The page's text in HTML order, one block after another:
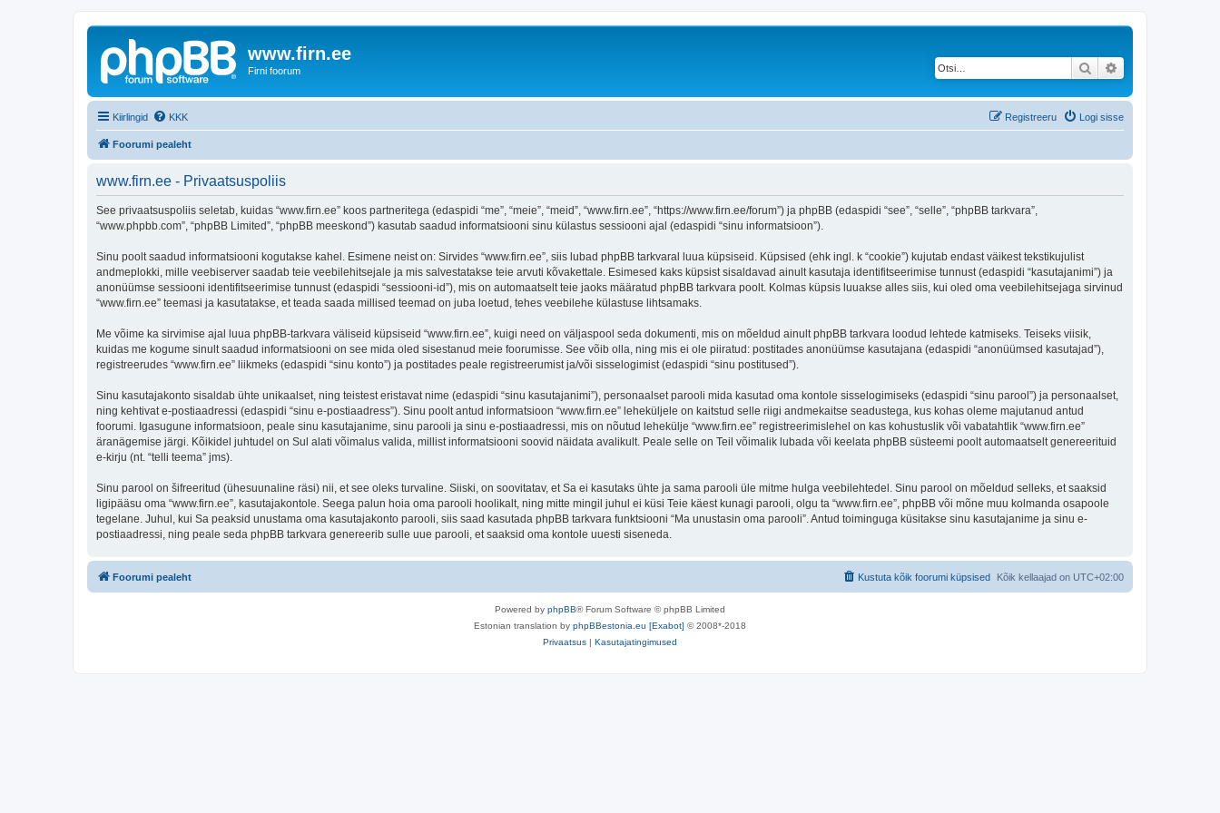
www.firn.ee
Firni foorum Otsi
Kiirlingid KKK Logi sisse
Registreeru
Foorumi pealeht
www.firn.ee - Privaatsuspoliis
See privaatsuspoliis seletab, kuidas “www.firn.ee” koos partneritega (edaspidi “me”, “meie”, “meid”, “www.firn.ee”, “https://www.firn.ee/forum”) ja phpBB (edaspidi “see”, “selle”, “phpBB tarkvara”,
“www.phpbb.com”, “phpBB Limited”, “phpBB meeskond”) kasutab saadud informatsiooni sinu külastus sessiooni ajal (edaspidi “sinu informatsioon”).
Sinu poolt saadud informatsiooni kogutakse kahel. Esimene neist on: Sirvides “www.firn.ee”, siis lubad phpBB tarkvaral luua küpsiseid. Küpsised (ehk ingl. k “cookie”) kujutab endast väikest tekstikujulist
andmeplokki, mille veebiserver saadab teie veebilehitsejale ja mis salvestatakse teie arvuti kõvakettale. Esimesed kaks küpsist sisaldavad ainult kasutaja identifitseerimise tunnust (edaspidi “kasutajanimi”) ja
anonüümse sessiooni identifitseerimise tunnust (edaspidi “sessiooni-id”), mis on automaatselt teie jaoks määratud phpBB tarkvara poolt. Kolmas küpsis luuakse alles siis, kui oled oma veebilehitsejaga sirvinud
“www.firn.ee” teemasi ja kasutatakse, et teada saada millised teemad on juba loetud, tehes veebilehe külastuse lihtsamaks.
Me võime ka sirvimise ajal luua phpBB-tarkvara väliseid küpsiseid “www.firn.ee”, kuigi need on väljaspool seda dokumenti, mis on mõeldud ainult phpBB tarkvara loodud lehtede katmiseks. Teiseks viisik,
kuidas me kogume sinult saadud informatsiooni on see mida oled sisestanud meie foorumisse. See võib olla, ning mis ei ole piiratud: postitades anonüümse kasutajana (edaspidi “anonüümsed kasutajad”),
registreerudes “www.firn.ee” liikmeks (edaspidi “sinu konto”) ja postitades peale registreerumist ja/või sisselogimist (edaspidi “sinu postitused”).
Sinu kasutajakonto sisaldab ühte unikaalset, ning teistest eristavat nime (edaspidi “sinu kasutajanimi”), personaalset parooli mida kasutad oma kontole sisselogimiseks (edaspidi “sinu parool”) ja personaalset,
ning kehtivat e-postiaadressi (edaspidi “sinu e-postiaadress”). Sinu poolt antud informatsioon “www.firn.ee” leheküljele on kaitstud selle riigi andmekaitse seadustega, kus kohas oleme majutanud antud
foorumi. Igasugune informatsioon, peale sinu kasutajanime, sinu parooli ja sinu e-postiaadressi, mis on nõutud lehekülje “www.firn.ee” registreerimislehel on kas kohustuslik või vabatahtlik “www.firn.ee”
äranägemise järgi. Kõikidel juhtudel on Sul alati võimalus valida, millist informatsiooni soovid näidata avalikult. Peale selle on Teil võimalik lubada või keelata phpBB süsteemi poolt automaatselt genereerituid
e-kirju (nt. “telli teema” jms).
Sinu parool on šifreeritud (ühesuunaline räsi) nii, et see oleks turvaline. Siiski, on soovitatav, et Sa ei kasutaks ühte ja sama parooli üle mitme hulga veebilehtedel. Sinu parool on mõeldud selleks, et saaksid
ligipääsu oma “www.firn.ee”, kasutajakontole. Seega palun hoia oma parooli hoolikalt, ning mitte mingil juhul ei küsi Teie käest kunagi parooli, olgu ta “www.firn.ee”, phpBB või mõne muu kolmanda osapoole
tegelane. Juhul, kui Sa peaksid unustama oma kasutajakonto parooli, siis saad kasutada phpBB tarkvara funktsiooni “Ma unustasin oma parooli”. Antud toiminguga küsitakse sinu kasutajanime ja sinu e-
postiaadressi, ning peale seda phpBB tarkvara genereerib sulle uue parooli, et saaksid oma kontole uuesti siseneda.
Foorumi pealeht Kõik kellaajad on UTC+02:00
Kustuta kõik foorumi küpsised
Powered by phpBB® Forum Software © phpBB Limited
Estonian translation by phpBBestonia.eu [Exabot] © 2008*-2018
Privaatsus | Kasutajatingimused